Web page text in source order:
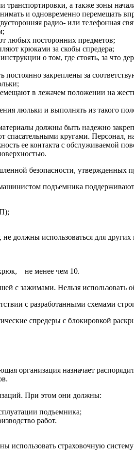
транспортировки, а также зоны
и одновременно перемещать
радио- или телефонная
любых посторонних предметов;
крюками за скобы спредера;
о том, где стоять, за что
закреплены за
в лежачем положении на
люльки и выполнять из такого
должны быть надежно
кругами. Персонал,
ее контакта с обслуживаемой
безопасности, утвержденных
подъемника
должны использоваться для других
– не менее чем 10.
с зажимами. Нельзя использовать
с разработанными схемами
спредеры с блокировкой
организация назначает
При этом они должны:
подъемника;
работ.
использовать страховочную